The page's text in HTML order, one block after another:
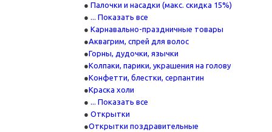
Палочки и насадки (макс. скидка 15%)
... Показать все
Карнавально-праздничные товары
Аквагрим, спрей для волос
Горны, дудочки, язычки
Колпаки, парики, украшения на голову
Конфетти, блестки, серпантин
Краска холи
... Показать все
Открытки
Открытки поздравительные